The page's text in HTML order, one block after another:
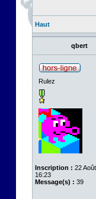
Haut
qbert
Rulez
Inscription : 22
16:23
Message(s) : 39